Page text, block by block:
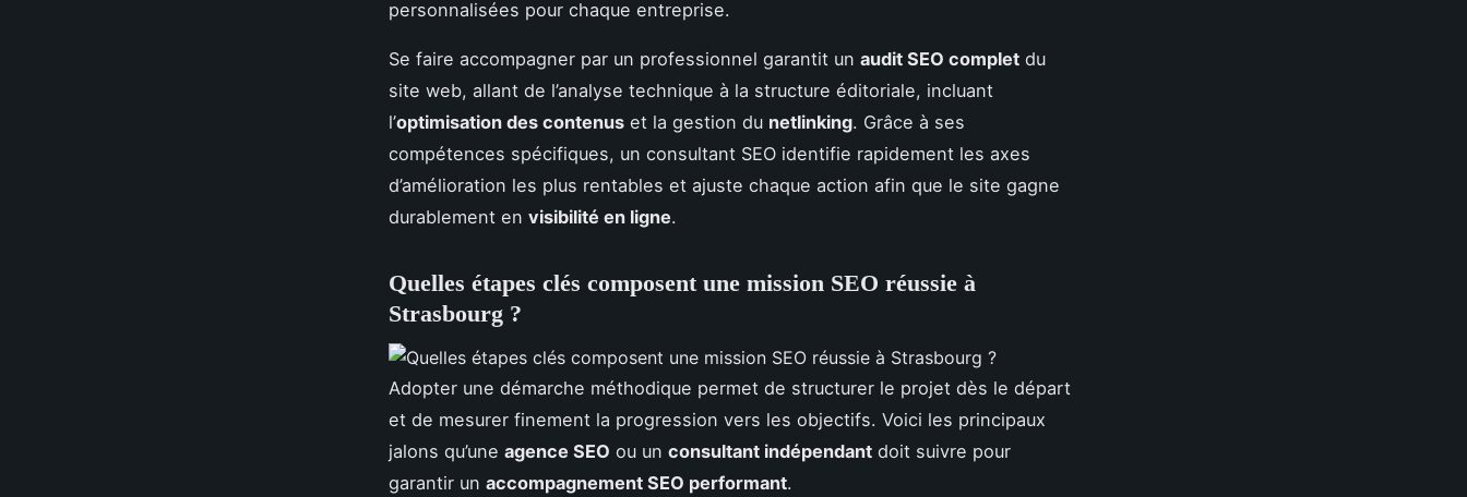
personnalisées pour chaque entreprise.
Se faire accompagner par un professionnel garantit un audit SEO complet du
site web, allant de l’analyse technique à la structure éditoriale, incluant
l’optimisation des contenus et la gestion du netlinking. Grâce à ses
compétences spécifiques, un consultant SEO identifie rapidement les axes
d’amélioration les plus rentables et ajuste chaque action afin que le site gagne
durablement en visibilité en ligne.
Quelles étapes clés composent une mission SEO réussie à
Strasbourg ?
Adopter une démarche méthodique permet de structurer le projet dès le départ
et de mesurer finement la progression vers les objectifs. Voici les principaux
jalons qu’une agence SEO ou un consultant indépendant doit suivre pour
garantir un accompagnement SEO performant.